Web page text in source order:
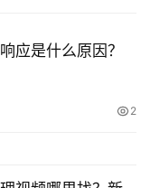
应是什么原因？
2